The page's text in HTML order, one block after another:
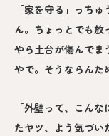
「家を守る」っち
ん。ちょっとでも放
やら土台が傷んでま
やで。そうならんた
「外壁って、こん
たヤツ、よう気づい